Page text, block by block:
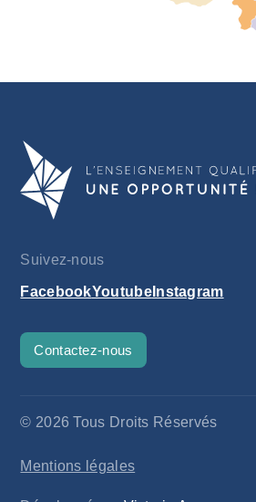
Suivez-nous
FacebookYoutubeInstagram
Contactez-nous
© 2026 Tous Droits Réservés
Mentions légales